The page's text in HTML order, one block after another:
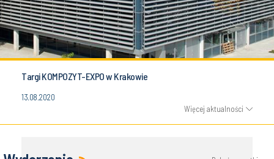
Targi KOMPOZYT-EXPO w Krakowie
13.08.2020
Więcej aktualności